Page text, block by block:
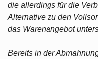
die allerdings für die
Alternative zu den
das Warenangebot
Bereits in der